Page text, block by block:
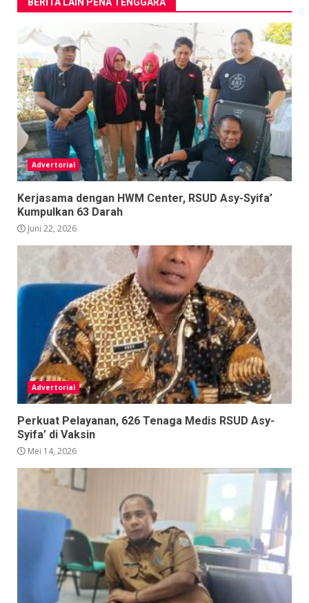
Advertorial
Kerjasama dengan HWM Center, RSUD Asy-Syifa’
Kumpulkan 63 Darah
Juni 22, 2026
Advertorial
Perkuat Pelayanan, 626 Tenaga Medis RSUD Asy-
Syifa’ di Vaksin
Mei 14, 2026